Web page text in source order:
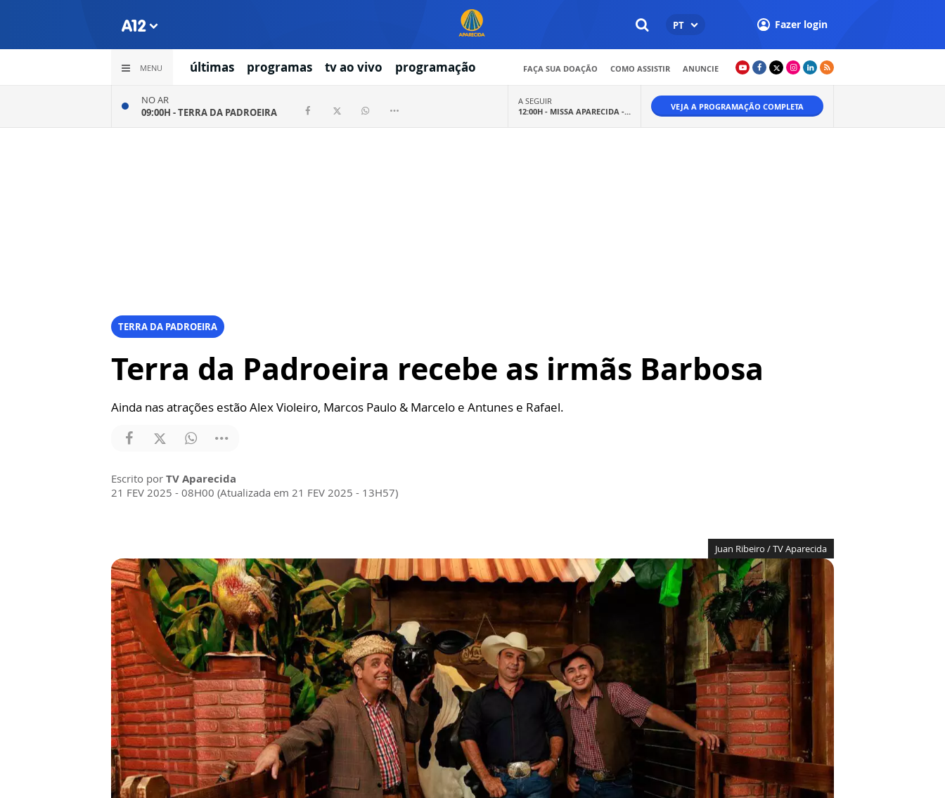
PT Fazer login
MENU últimas programas tv ao vivo programação FAÇA SUA DOAÇÃO COMO ASSISTIR ANUNCIE
NO AR
09:00H -TERRA DA PADROEIRA
A SEGUIR
12:00H - MISSA APARECIDA -... VEJA A PROGRAMAÇÃO COMPLETA
TERRA DA PADROEIRA
Terra da Padroeira recebe as irmãs Barbosa
Ainda nas atrações estão Alex Violeiro, Marcos Paulo & Marcelo e Antunes e Rafael.
Escrito por TV Aparecida
21 FEV 2025 - 08H00 (Atualizada em 21 FEV 2025 - 13H57)
Juan Ribeiro / TV Aparecida